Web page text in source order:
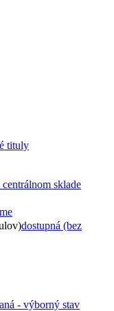
tituly
centrálnom sklade
dostupná (bez
- výborný stav